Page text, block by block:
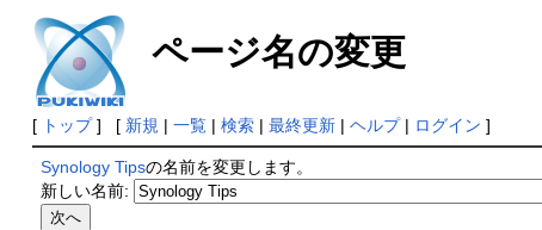
ページ名の変更
[ トップ] [ 新規 | 一覧| 検索| 最終更新| ヘルプ| ログイン ]
Synology Tipsの名前を変更します。
新しい名前: